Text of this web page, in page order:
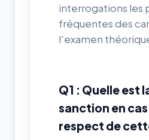
interrogations les
fréquentes des
l'examen
Q1 : Quelle est
sanction en
respect de